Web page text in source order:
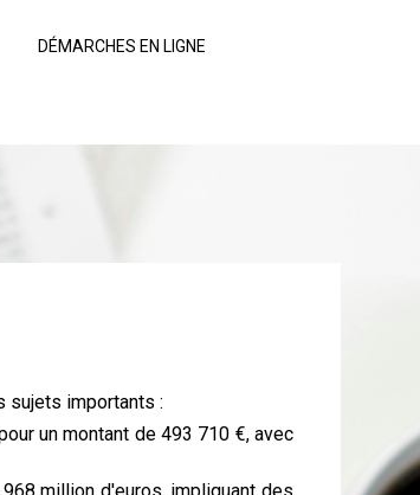
DÉMARCHES EN LIGNE
sujets importants :
un montant de 493 710 €, avec
million d'euros, impliquant des